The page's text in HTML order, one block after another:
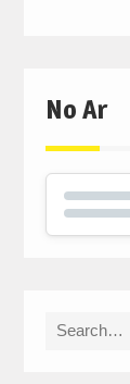
No Ar
Search